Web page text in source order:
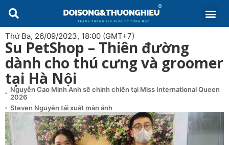
Thứ Ba, 26/09/2023, 18:00 (GMT+7)
Su PetShop – Thiên đường
dành cho thú cưng và groomer
tại Hà Nội
Nguyễn Cao Minh Anh sẽ chinh chiến tại Miss International Queen
2026
Steven Nguyễn tái xuất màn ảnh